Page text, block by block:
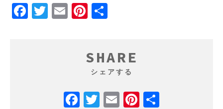
Facebook
Twitter
EmailPinterest
SHARE
シェアする
Facebook
Twitter
EmailPinterest